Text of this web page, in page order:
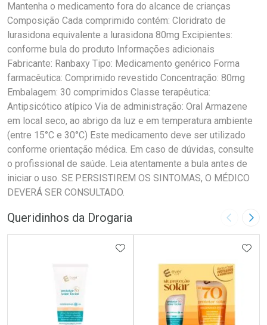
Mantenha o medicamento fora do alcance de crianças
Composição Cada comprimido contém: Cloridrato de
lurasidona equivalente a lurasidona 80mg Excipientes:
conforme bula do produto Informações adicionais
Fabricante: Ranbaxy Tipo: Medicamento genérico Forma
farmacêutica: Comprimido revestido Concentração: 80mg
Embalagem: 30 comprimidos Classe terapêutica:
Antipsicótico atípico Via de administração: Oral Armazene
em local seco, ao abrigo da luz e em temperatura ambiente
(entre 15°C e 30°C) Este medicamento deve ser utilizado
conforme orientação médica. Em caso de dúvidas, consulte
o profissional de saúde. Leia atentamente a bula antes de
iniciar o uso. SE PERSISTIREM OS SINTOMAS, O MÉDICO
DEVERÁ SER CONSULTADO.
Queridinhos da Drogaria Imagem
ADICIONAR AOS FAVORITOS